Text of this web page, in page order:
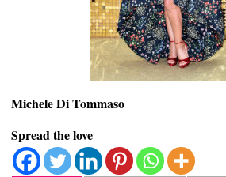
Michele Di Tommaso
Spread the love